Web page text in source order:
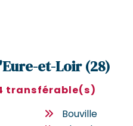
et-Loir (28)
transférable(s)
Bouville